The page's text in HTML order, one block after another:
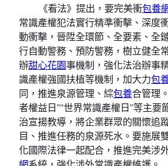
《看法》提出，要完美衝包養
常識產權犯法實行精準衝擊、深度
動衝擊，晉陞全環節、全要素、全
行自動警務、預防警務，樹立健全
辦甜心花園事機制，強化法治辦事
識產權強國扶植等機制，加大力包
同，推進泉源管理、綜包養合管理
者權益日”“世界常識產權日”等主要
治宣揚教導，將企業群眾的關懷追
目、推進任務的泉源死水。要施展
化國際法律一起配合，推進完美涉